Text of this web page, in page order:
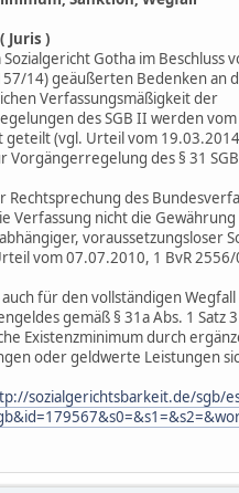
Juris )
Sozialgericht Gotha im Beschluss
14) geäußerten Bedenken an
Verfassungsmäßigkeit der
des SGB II werden
geteilt (vgl. Urteil vom
Vorgängerregelung des § 31
Rechtsprechung des
Verfassung nicht die Gewährung
voraussetzungsloser
vom 07.07.2010, 1 BvR 2556/
für den vollständigen Wegfall
gemäß § 31a Abs. 1 Satz
Existenzminimum durch
oder geldwerte Leistungen
sozialgerichtsbarkeit.de/sgb/